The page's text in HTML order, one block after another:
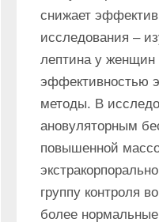
снижает
исследования –
лептина у женщин
эффективностью
методы. В
ановуляторным
повышенной
группу контроля
более